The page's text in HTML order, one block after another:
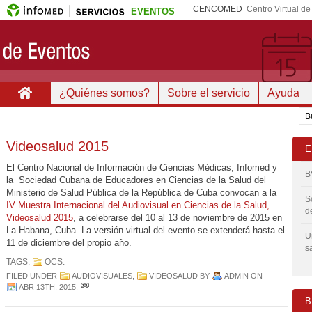
EVENTOS CENCOMED Centro Virtual
¿Quiénes somos? Sobre el servicio Ayuda
Videosalud 2015
El Centro Nacional de Información de Ciencias Médicas, Infomed y
la Sociedad Cubana de Educadores en Ciencias de la Salud del
Ministerio de Salud Pública de la República de Cuba convocan a la
IV Muestra Internacional del Audiovisual en Ciencias de la Salud,
Videosalud 2015, a celebrarse del 10 al 13 de noviembre de 2015 en
La Habana, Cuba. La versión virtual del evento se extenderá hasta el
11 de diciembre del propio año.
TAGS: OCS.
FILED UNDER AUDIOVISUALES VIDEOSALUD BY ADMIN ON
ABR 13TH, 2015